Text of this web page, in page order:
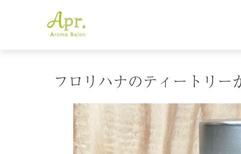
フロリハナのティートリー